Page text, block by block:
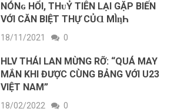
NÓNɢ HỔI, THᴜỶ TIÊN LẠI GẶP BIẾN
VỚI CĂN BIỆT THỰ CỦⱭ MÌᶇҺ
18/11/2021 0
HLV THÁI LAN MỪNG RỠ: “QUÁ MAY
MẮN KHI ĐƯỢC CÙNG BẢNG VỚI U23
VIỆT NAM”
18/02/2022 0